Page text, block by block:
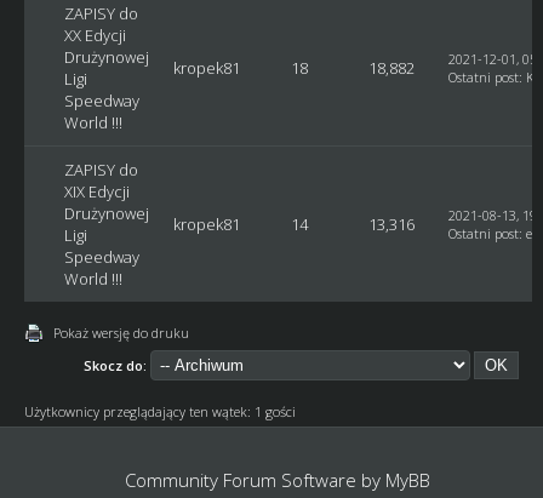
ZAPISY do
XX Edycji
Drużynowej
Ligi
Speedway
World !!!
kropek81 18 18,882
2021-12-01,
Ostatni post:
ZAPISY do
XIX Edycji
Drużynowej
Ligi
Speedway
World !!!
kropek81 14 13,316
2021-08-13,
Ostatni post:
Pokaż wersję do druku
Skocz do:
Użytkownicy przeglądający ten wątek: 1 gości
Community Forum Software by MyBB